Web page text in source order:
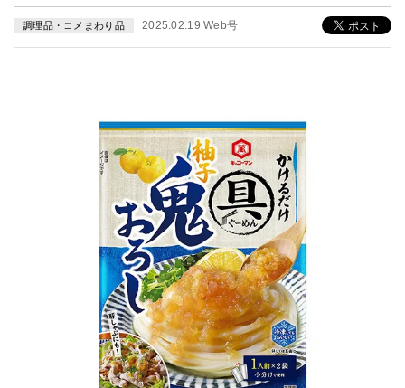
調理品・コメまわり品 2025.02.19 Web号